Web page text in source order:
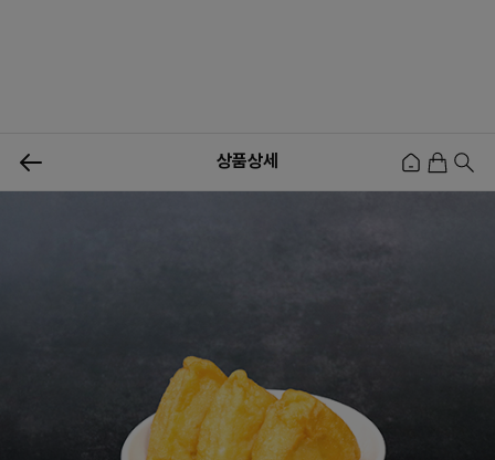
상품상세